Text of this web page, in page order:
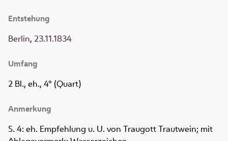
Entstehung
Berlin, 23.11.1834
Umfang
2 Bl., eh., 4° (Quart)
Anmerkung
S. 4: eh. Empfehlung u. U. von Traugott Trautwein; mit